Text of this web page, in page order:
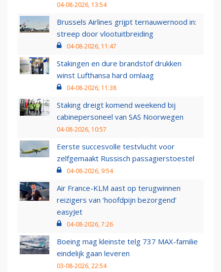
04-08-2026, 13:54
Brussels Airlines grijpt ternauwernood in:
streep door vlootuitbreiding
04-08-2026, 11:47
Stakingen en dure brandstof drukken
winst Lufthansa hard omlaag
04-08-2026, 11:38
Staking dreigt komend weekend bij
cabinepersoneel van SAS Noorwegen
04-08-2026, 10:57
Eerste succesvolle testvlucht voor
zelfgemaakt Russisch passagierstoestel
04-08-2026, 9:54
Air France-KLM aast op terugwinnen
reizigers van ‘hoofdpijn bezorgend’
easyJet
04-08-2026, 7:26
Boeing mag kleinste telg 737 MAX-familie
eindelijk gaan leveren
03-08-2026, 22:54